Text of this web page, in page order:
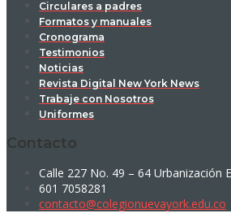
Circulares a padres
Formatos y manuales
Cronograma
Testimonios
Noticias
Revista Digital New York News
Trabaje con Nosotros
Uniformes
Contacto
Calle 227 No. 49 – 64 Urbanización
601 7058281
contacto@colegionuevayork.edu.co